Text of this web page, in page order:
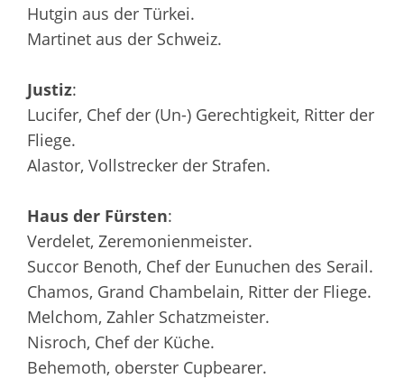
Hutgin aus der Türkei.
Martinet aus der Schweiz.
Justiz:
Lucifer, Chef der (Un-) Gerechtigkeit, Ritter der
Fliege.
Alastor, Vollstrecker der Strafen.
Haus der Fürsten:
Verdelet, Zeremonienmeister.
Succor Benoth, Chef der Eunuchen des Serail.
Chamos, Grand Chambelain, Ritter der Fliege.
Melchom, Zahler Schatzmeister.
Nisroch, Chef der Küche.
Behemoth, oberster Cupbearer.